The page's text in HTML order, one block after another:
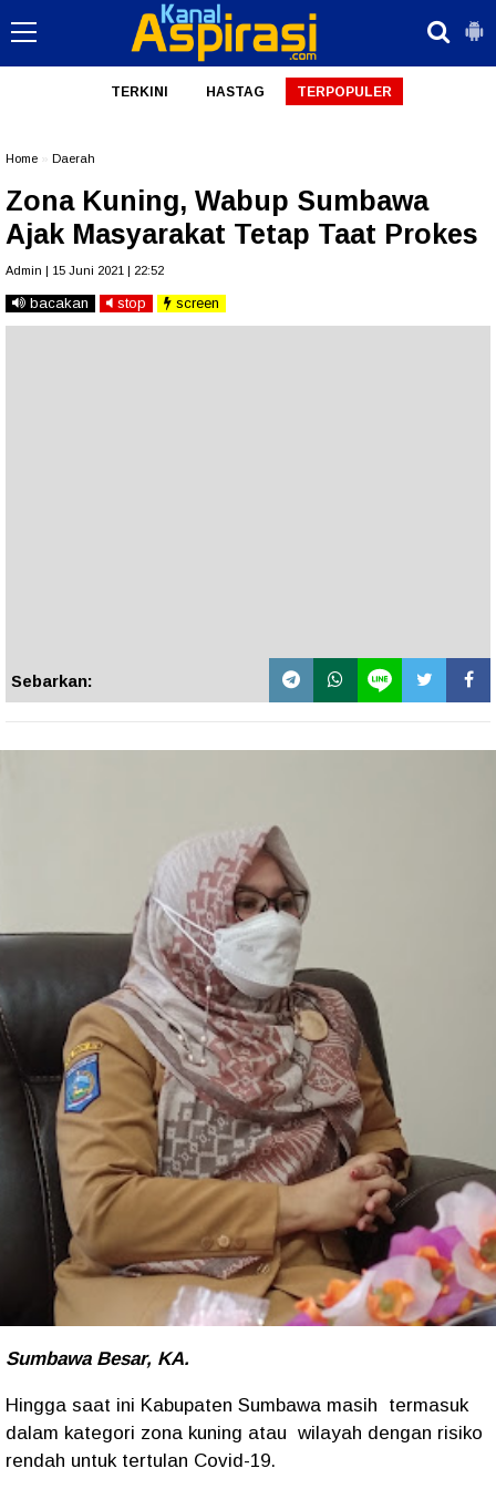
TERKINI HASTAG TERPOPULER
Home Daerah
Zona Kuning, Wabup Sumbawa
Ajak Masyarakat Tetap Taat Prokes
Admin | 15 Juni 2021 | 22:52
bacakan stop screen
Sebarkan:
Sumbawa Besar, KA.
Hingga saat ini Kabupaten Sumbawa masih termasuk
dalam kategori zona kuning atau wilayah dengan risiko
rendah untuk tertulan Covid-19.